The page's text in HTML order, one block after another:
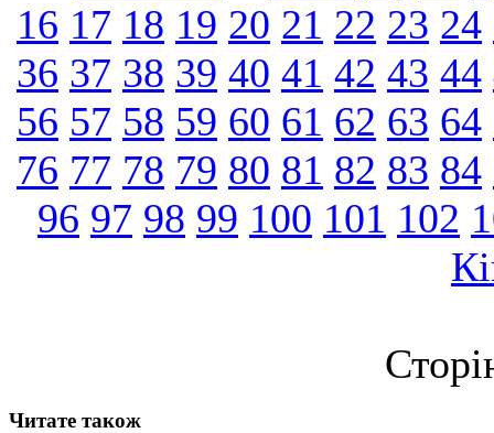
16 17 18 19 20 21 22 23 24
36 37 38 39 40 41 42 43 44
56 57 58 59 60 61 62 63 64
76 77 78 79 80 81 82 83 84
96 97 98 99 100 101 102
Читате також